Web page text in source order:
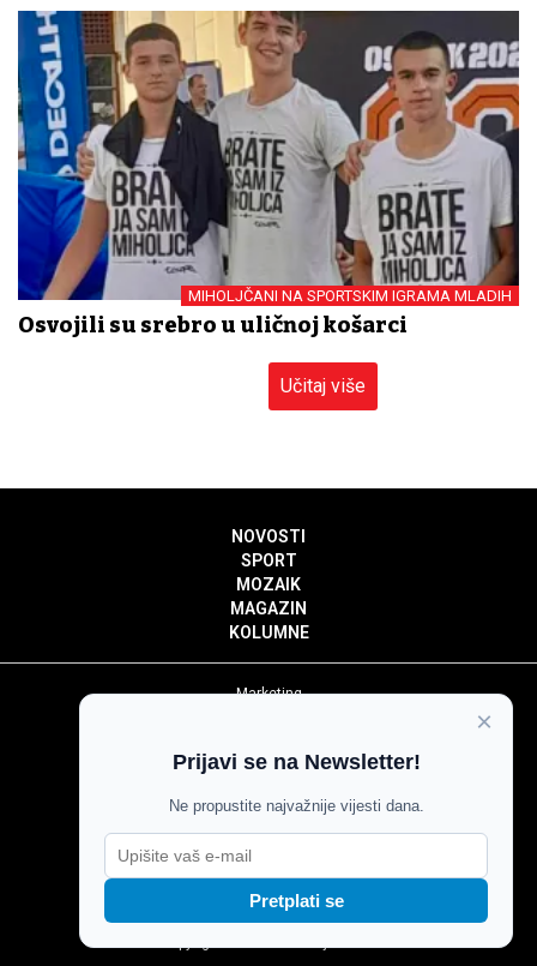
MIHOLJČANI NA SPORTSKIM IGRAMA MLADIH
Osvojili su srebro u uličnoj košarci
Učitaj više
NOVOSTI
SPORT
MOZAIK
MAGAZIN
KOLUMNE
Marketing
Impressum
Pravila komentiranja
Agroglas
×
Prijavi se na Newsletter!
Ne propustite najvažnije vijesti dana.
Pretplati se